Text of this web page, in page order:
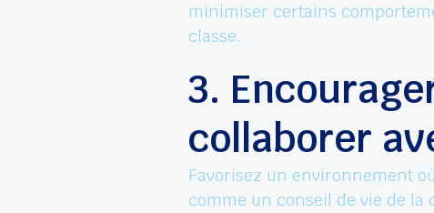
minimiser certains
classe.
3.
collaborer
Favorisez un environnement
comme un conseil de vie de la